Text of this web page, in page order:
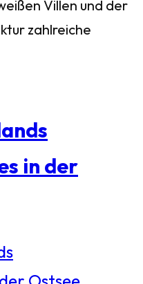
Villen und der
zahlreiche
in der